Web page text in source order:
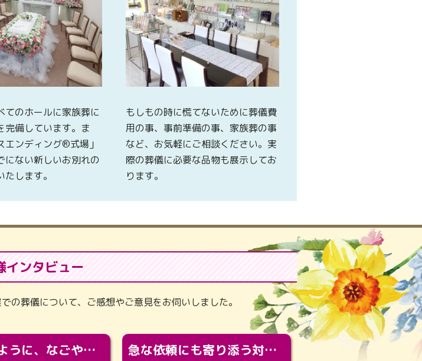
てのホールに家族葬に
完備しています。ま
エンディング®式場」
にない新しいお別れの
します。
もしもの時に慌てないために葬儀費
用の事、事前準備の事、家族葬の事
など、お気軽にご相談ください。実
際の葬儀に必要な品物も展示してお
ります。
インタビュー
の葬儀について、ご感想やご意見をお伺いしました。
同窓会のように、なごやかに。92歳の旅立ちを彩った、再会と感謝の場 急な依頼にも寄り添う対応。メモリアルコーナーで振り返る大切な日々